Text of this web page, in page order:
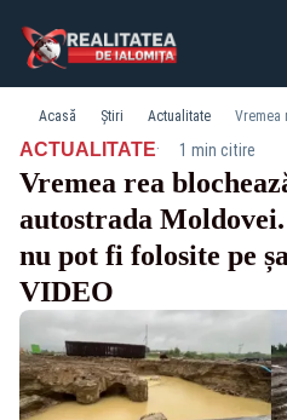
Acasă Știri Actualitate
ACTUALITATE· 1 min citire
Vremea rea
autostrada
nu pot fi folosite pe
VIDEO